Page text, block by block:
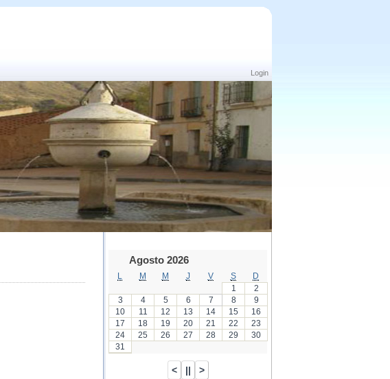
Login
Agosto 2026
M M J V S
D
1
2
3
4 5 6 7 8
9
10
11 12 13 14 15
16
17
18 19 20 21 22
23
24
25 26 27 28 29
30
31